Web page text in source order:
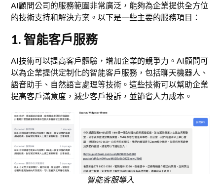
AI顧問公司的服務範圍非常廣泛，能夠為企業提供全方位
的技術支持和解決方案。以下是一些主要的服務項目：
1. 智能客戶服務
AI技術可以提高客戶體驗，增加企業的競爭力。AI顧問可
以為企業提供定制化的智能客戶服務，包括聊天機器人、
語音助手、自然語言處理等技術。這些技術可以幫助企業
提高客戶滿意度，減少客戶投訴，並節省人力成本。
智能客服導入